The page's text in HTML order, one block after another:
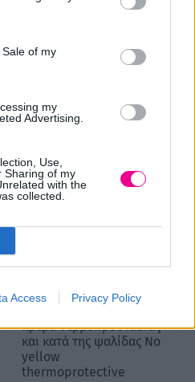
of my
my
Advertising.
Use,
Sharing of my
with the
collected.
Access Privacy Policy
Κρέμα θερμοπροστασίας
και κατά της ψαλίδας No
yellow
thermoprotective